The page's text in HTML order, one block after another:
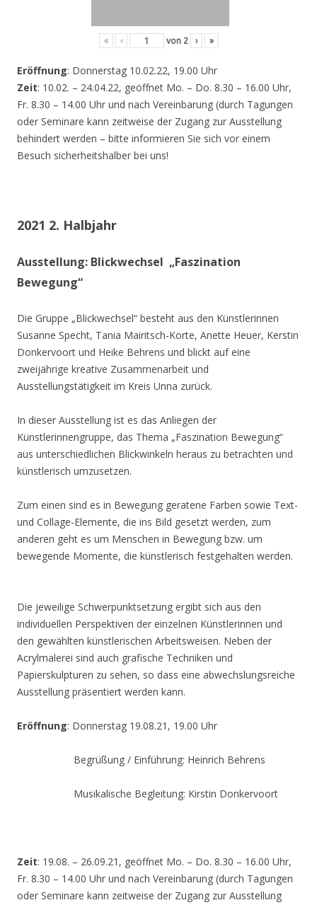
« ‹ von 2 › »
Eröffnung: Donnerstag 10.02.22, 19.00 Uhr
Zeit: 10.02. – 24.04.22, geöffnet Mo. – Do. 8.30 – 16.00 Uhr,
Fr. 8.30 – 14.00 Uhr und nach Vereinbarung (durch Tagungen
oder Seminare kann zeitweise der Zugang zur Ausstellung
behindert werden – bitte informieren Sie sich vor einem
Besuch sicherheitshalber bei uns!
2021 2. Halbjahr
Ausstellung: Blickwechsel „Faszination
Bewegung“
Die Gruppe „Blickwechsel“ besteht aus den Künstlerinnen
Susanne Specht, Tania Mairitsch-Korte, Anette Heuer, Kerstin
Donkervoort und Heike Behrens und blickt auf eine
zweijährige kreative Zusammenarbeit und
Ausstellungstätigkeit im Kreis Unna zurück.
In dieser Ausstellung ist es das Anliegen der
Künstlerinnengruppe, das Thema „Faszination Bewegung“
aus unterschiedlichen Blickwinkeln heraus zu betrachten und
künstlerisch umzusetzen.
Zum einen sind es in Bewegung geratene Farben sowie Text-
und Collage-Elemente, die ins Bild gesetzt werden, zum
anderen geht es um Menschen in Bewegung bzw. um
bewegende Momente, die künstlerisch festgehalten werden.
Die jeweilige Schwerpunktsetzung ergibt sich aus den
individuellen Perspektiven der einzelnen Künstlerinnen und
den gewählten künstlerischen Arbeitsweisen. Neben der
Acrylmalerei sind auch grafische Techniken und
Papierskulpturen zu sehen, so dass eine abwechslungsreiche
Ausstellung präsentiert werden kann.
Eröffnung: Donnerstag 19.08.21, 19.00 Uhr
Begrüßung / Einführung: Heinrich Behrens
Musikalische Begleitung: Kirstin Donkervoort
Zeit: 19.08. – 26.09.21, geöffnet Mo. – Do. 8.30 – 16.00 Uhr,
Fr. 8.30 – 14.00 Uhr und nach Vereinbarung (durch Tagungen
oder Seminare kann zeitweise der Zugang zur Ausstellung